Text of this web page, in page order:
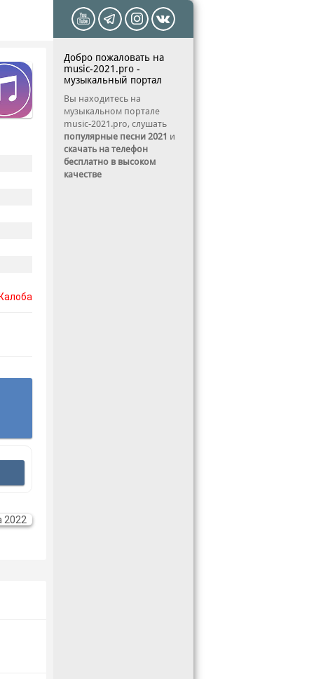
Добро пожаловать на
music-2021.pro -
музыкальный портал
Вы находитесь на
музыкальном портале
music-2021.pro, слушать
популярные песни 2021 и
скачать на телефон
бесплатно в высоком
качестве